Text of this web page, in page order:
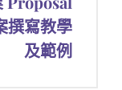
撰寫教學
及範例